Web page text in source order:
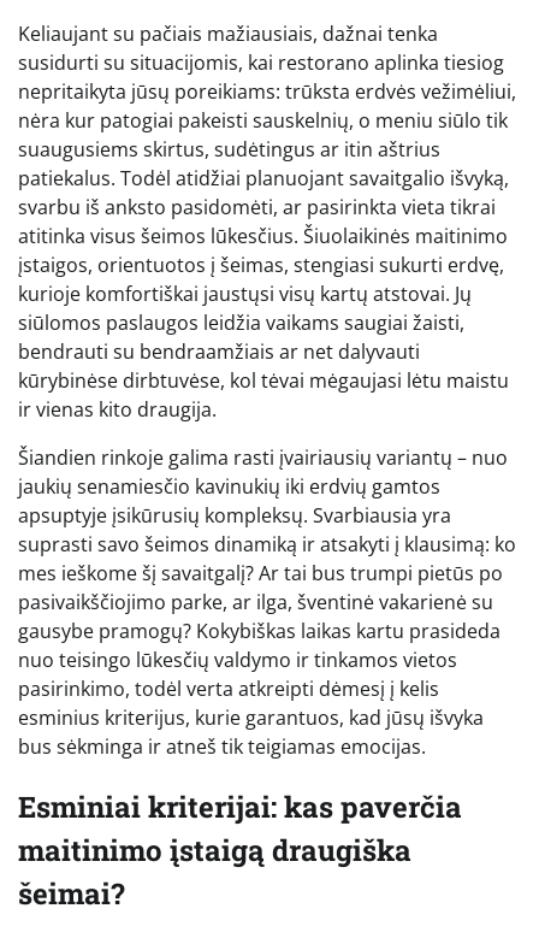
Keliaujant su pačiais mažiausiais, dažnai tenka
susidurti su situacijomis, kai restorano aplinka tiesiog
nepritaikyta jūsų poreikiams: trūksta erdvės vežimėliui,
nėra kur patogiai pakeisti sauskelnių, o meniu siūlo tik
suaugusiems skirtus, sudėtingus ar itin aštrius
patiekalus. Todėl atidžiai planuojant savaitgalio išvyką,
svarbu iš anksto pasidomėti, ar pasirinkta vieta tikrai
atitinka visus šeimos lūkesčius. Šiuolaikinės maitinimo
įstaigos, orientuotos į šeimas, stengiasi sukurti erdvę,
kurioje komfortiškai jaustųsi visų kartų atstovai. Jų
siūlomos paslaugos leidžia vaikams saugiai žaisti,
bendrauti su bendraamžiais ar net dalyvauti
kūrybinėse dirbtuvėse, kol tėvai mėgaujasi lėtu maistu
ir vienas kito draugija.
Šiandien rinkoje galima rasti įvairiausių variantų – nuo
jaukių senamiesčio kavinukių iki erdvių gamtos
apsuptyje įsikūrusių kompleksų. Svarbiausia yra
suprasti savo šeimos dinamiką ir atsakyti į klausimą: ko
mes ieškome šį savaitgalį? Ar tai bus trumpi pietūs po
pasivaikščiojimo parke, ar ilga, šventinė vakarienė su
gausybe pramogų? Kokybiškas laikas kartu prasideda
nuo teisingo lūkesčių valdymo ir tinkamos vietos
pasirinkimo, todėl verta atkreipti dėmesį į kelis
esminius kriterijus, kurie garantuos, kad jūsų išvyka
bus sėkminga ir atneš tik teigiamas emocijas.
Esminiai kriterijai: kas paverčia
maitinimo įstaigą draugiška
šeimai?